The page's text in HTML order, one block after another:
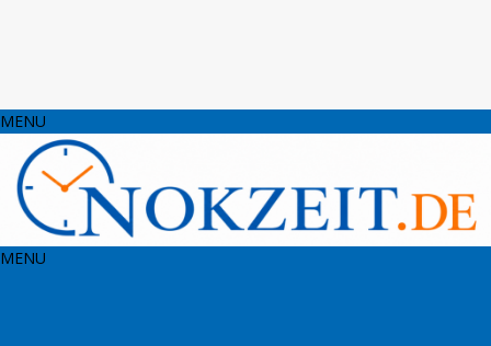
MENU
MENU